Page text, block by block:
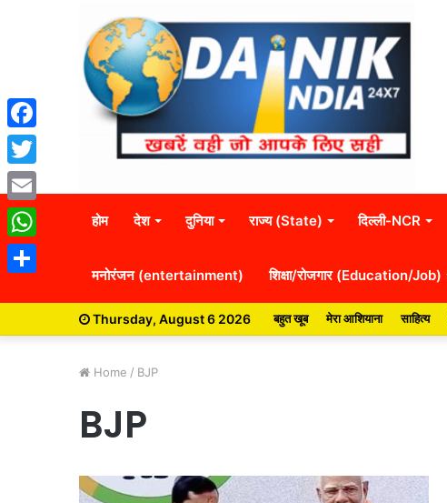
होम देश दुनिया राज्य (State) दिल्ली-NCR
मनोरंजन (entertainment) शिक्षा/रोजगार (Education/Job)
Thursday, August 6 2026 बहुत खूब मेरा आशियाना साहित्य
Home / BJP
BJP
Facebook
Twitter
Email
WhatsApp